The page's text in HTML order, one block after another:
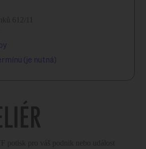
(je nutná)